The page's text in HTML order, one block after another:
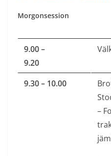
Morgonsession
9.00 –
9.20
9.30 – 10.00
–